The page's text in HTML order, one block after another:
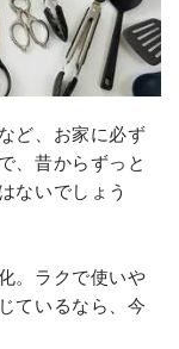
ど、お家に必ず
、昔からずっと
ないでしょう
。ラクで使いや
ているなら、今